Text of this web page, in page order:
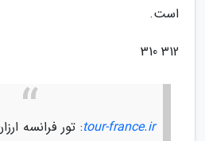
است.
312 310
tour-france.ir: تور فرانسه